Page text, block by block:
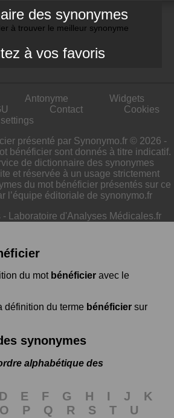
des synonymes
à trouver le meilleur synonyme
à vos favoris
Antonyme
Widgets
Contact
Cookies
settings
présenté par Synonymo.fr © 2026 -
bénéficier sont donnés à titre indicatif.
de dictionnaire des synonymes
et réservée à un usage strictement
du mot bénéficier présentés sur ce
l’équipe éditoriale de synonymo.fr
- Laboratoire d'Analyses Médicales.fr
du mot bénéficier avec le
définition du terme bénéficier sur
synonymes
alphabétique des
D E F G H I J
K
O P Q R S T
U